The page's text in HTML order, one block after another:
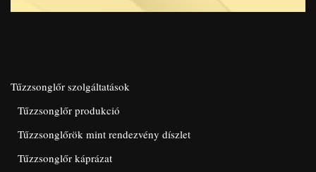
Tűzzsonglőr szolgáltatások
Tűzzsonglőr produkció
Tűzzsonglőrök mint rendezvény díszlet
Tűzzsonglőr káprázat